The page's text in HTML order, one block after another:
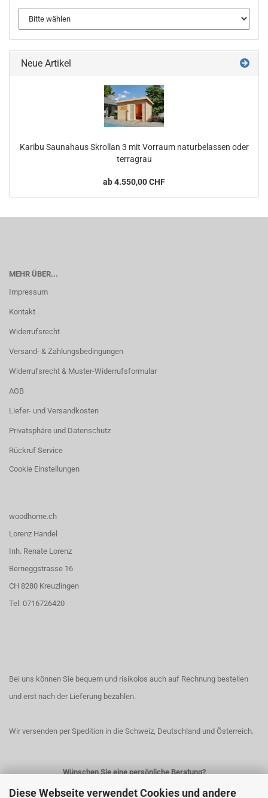
Diese Webseite verwendet Cookies und andere
Neue Artikel
Karibu Saunahaus Skrollan 3 mit Vorraum naturbelassen oder
terragrau
ab 4.550,00 CHF
MEHR ÜBER...
Impressum
Kontakt
Widerrufsrecht
Versand- & Zahlungsbedingungen
Widerrufsrecht & Muster-Widerrufsformular
AGB
Liefer- und Versandkosten
Privatsphäre und Datenschutz
Rückruf Service
Cookie Einstellungen
woodhome.ch
Lorenz Handel
Inh. Renate Lorenz
Berneggstrasse 16
CH 8280 Kreuzlingen
Tel: 0716726420
Bei uns können Sie bequem und risikolos auch auf Rechnung bestellen
und erst nach der Lieferung bezahlen.
Wir versenden per Spedition in die Schweiz, Deutschland und Österreich.
Wünschen Sie eine persönliche Beratung?